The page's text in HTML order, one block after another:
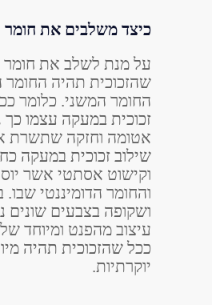
כיצד משלבים את חומר
על מנת לשלב את חומר
שהזכוכית תהיה
החומר המשני. כלומר
זכוכית במעקה עצמו
אטומה וחזקה שתשרת
שילוב זכוכית במעקה
וקישוט אסתטי אשר
והחומר הדומיננטי
ושקופה בצבעים שונים
עיצוב מהפנט ומיוחד
ככל שהזכוכית תהיה
יוקרתיות.